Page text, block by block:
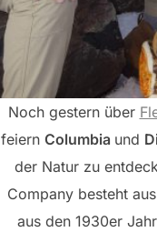
Noch gestern über
feiern Columbia und
der Natur zu
Company besteht
aus den 1930er